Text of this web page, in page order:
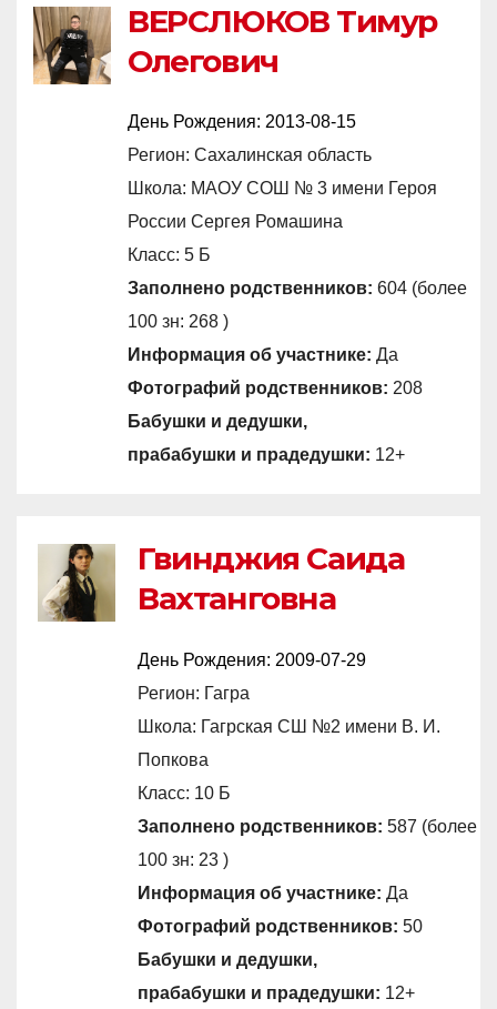
ВЕРСЛЮКОВ Тимур
Олегович
День Рождения: 2013-08-15
Регион: Сахалинская область
Школа: МАОУ СОШ № 3 имени Героя
России Сергея Ромашина
Класс: 5 Б
Заполнено родственников: 604 (более
100 зн: 268 )
Информация об участнике: Да
Фотографий родственников: 208
Бабушки и дедушки,
прабабушки и прадедушки: 12+
Гвинджия Саида
Вахтанговна
День Рождения: 2009-07-29
Регион: Гагра
Школа: Гагрская СШ №2 имени В. И.
Попкова
Класс: 10 Б
Заполнено родственников: 587 (более
100 зн: 23 )
Информация об участнике: Да
Фотографий родственников: 50
Бабушки и дедушки,
прабабушки и прадедушки: 12+